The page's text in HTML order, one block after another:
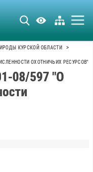
КУРСКОЙ ОБЛАСТИ >
ОХОТНИЧЬИХ РЕСУРСОВ"
08/597 "О